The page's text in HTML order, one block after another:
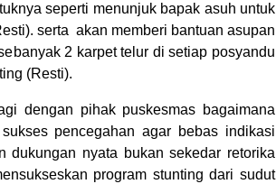
seperti menunjuk bapak asuh untuk
serta akan memberi bantuan asupan
2 karpet telur di setiap posyandu
(Resti).
dengan pihak puskesmas bagaimana
pencegahan agar bebas indikasi
dukungan nyata bukan sekedar retorika
program stunting dari sudut